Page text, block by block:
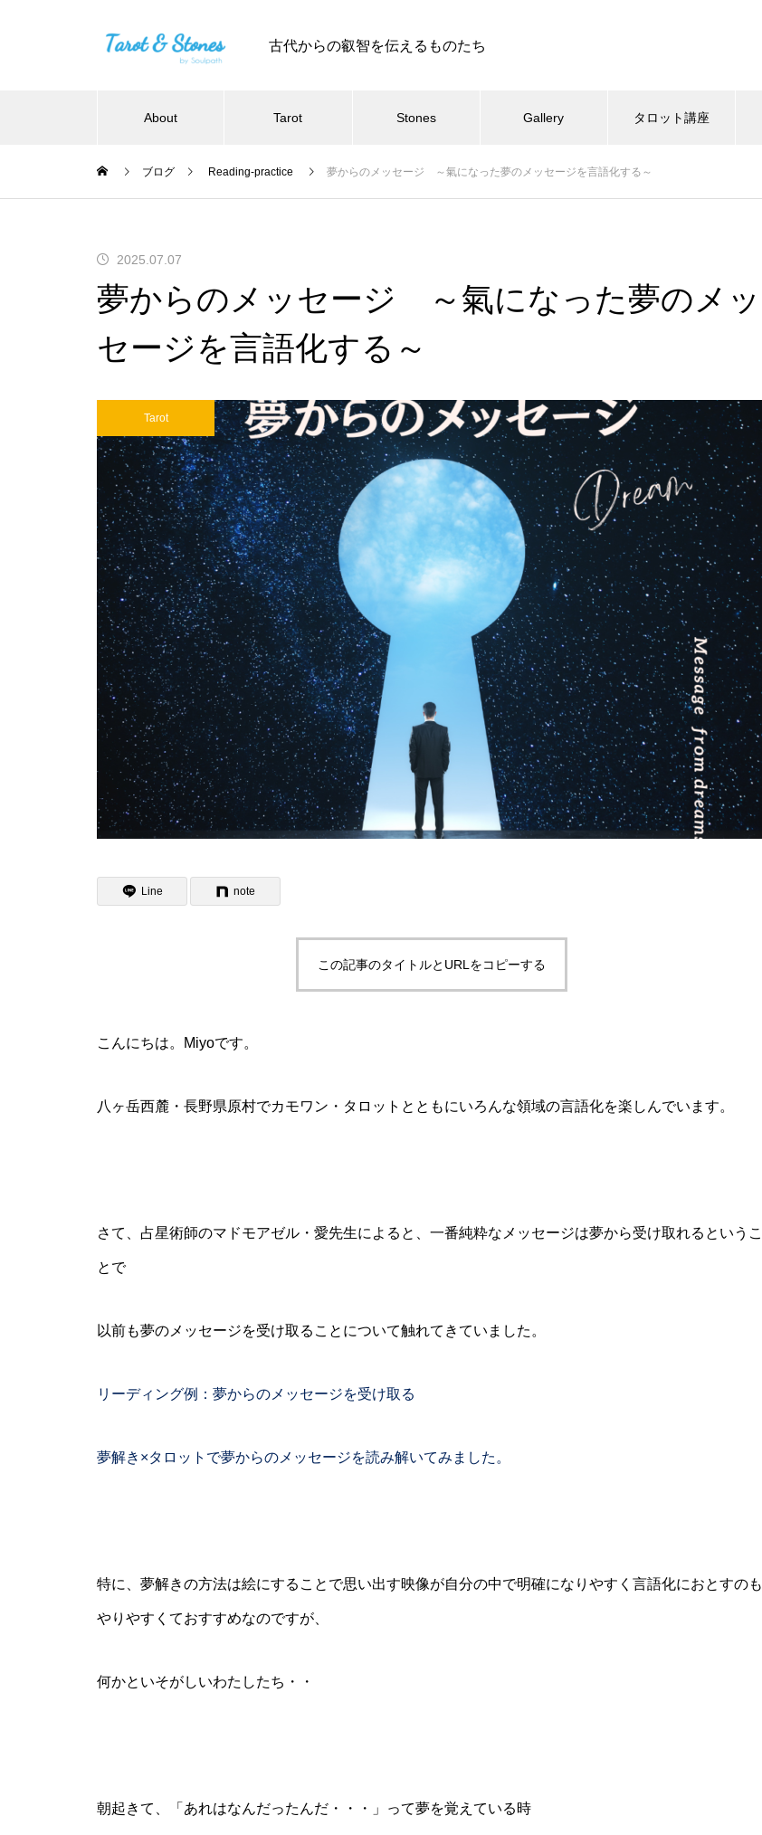
古代からの叡智を伝えるものたち
About Tarot Stones Gallery タロット講座
ブログ Reading-practice 夢からのメッセージ ～氣になった夢のメッセージを言語化する～
2025.07.07
夢からのメッセージ ～氣になった夢のメッ
セージを言語化する～
Tarot
Line note
この記事のタイトルとURLをコピーする
こんにちは。Miyoです。
八ヶ岳西麓・長野県原村でカモワン・タロットとともにいろんな領域の言語化を楽しんでいます。
さて、占星術師のマドモアゼル・愛先生によると、一番純粋なメッセージは夢から受け取れるというこ
とで
以前も夢のメッセージを受け取ることについて触れてきていました。
リーディング例：夢からのメッセージを受け取る
夢解き×タロットで夢からのメッセージを読み解いてみました。
特に、夢解きの方法は絵にすることで思い出す映像が自分の中で明確になりやすく言語化におとすのも
やりやすくておすすめなのですが、
何かといそがしいわたしたち・・
朝起きて、「あれはなんだったんだ・・・」って夢を覚えている時